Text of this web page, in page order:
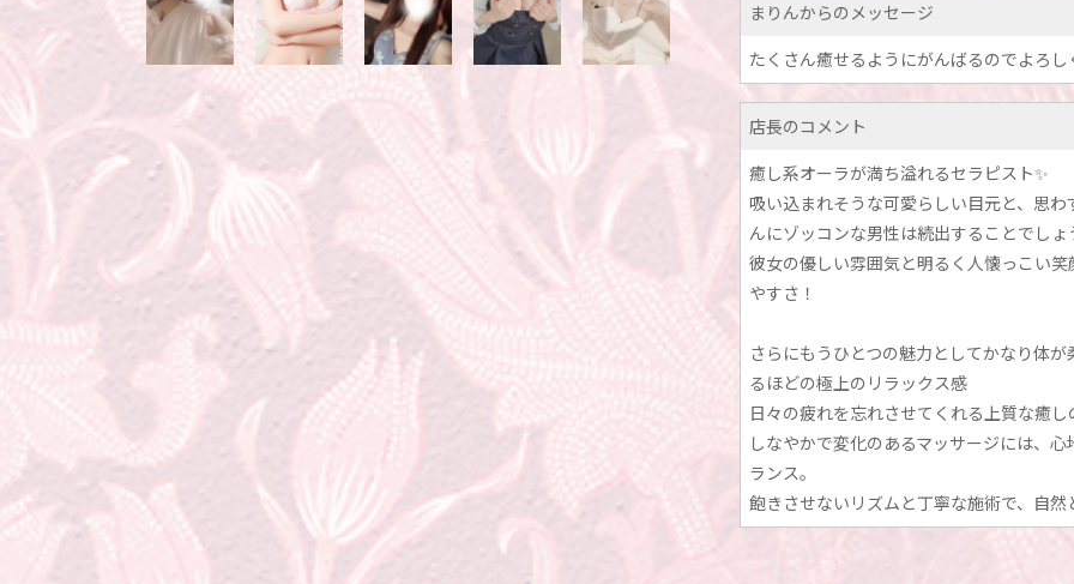
まりんからのメッセージ
たくさん癒せるようにがんばるのでよろ
店長のコメント
癒し系オーラが満ち溢れるセラピスト✨
吸い込まれそうな可愛らしい目元と、思
んにゾッコンな男性は続出することでしょ
彼女の優しい雰囲気と明るく人懐っこい
やすさ！
さらにもうひとつの魅力としてかなり体
るほどの極上のリラックス感
日々の疲れを忘れさせてくれる上質な癒
しなやかで変化のあるマッサージには、
ランス。
飽きさせないリズムと丁寧な施術で、自